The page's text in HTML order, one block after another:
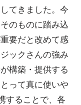
てきました。今
のものに踏み込
要だと改めて感
ックさんの強み
構築・提供する
って真に使いや
することで、各